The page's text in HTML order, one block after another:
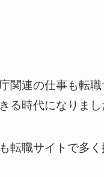
関連の仕事も転
る時代になりまし
転職サイトで多